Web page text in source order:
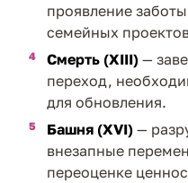
проявление
семейных
Смерть (XIII) —
переход,
для обновления.
Башня (XVI) —
внезапные
переоценке